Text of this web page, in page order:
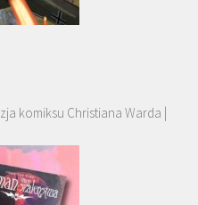
komiksu Christiana Warda |